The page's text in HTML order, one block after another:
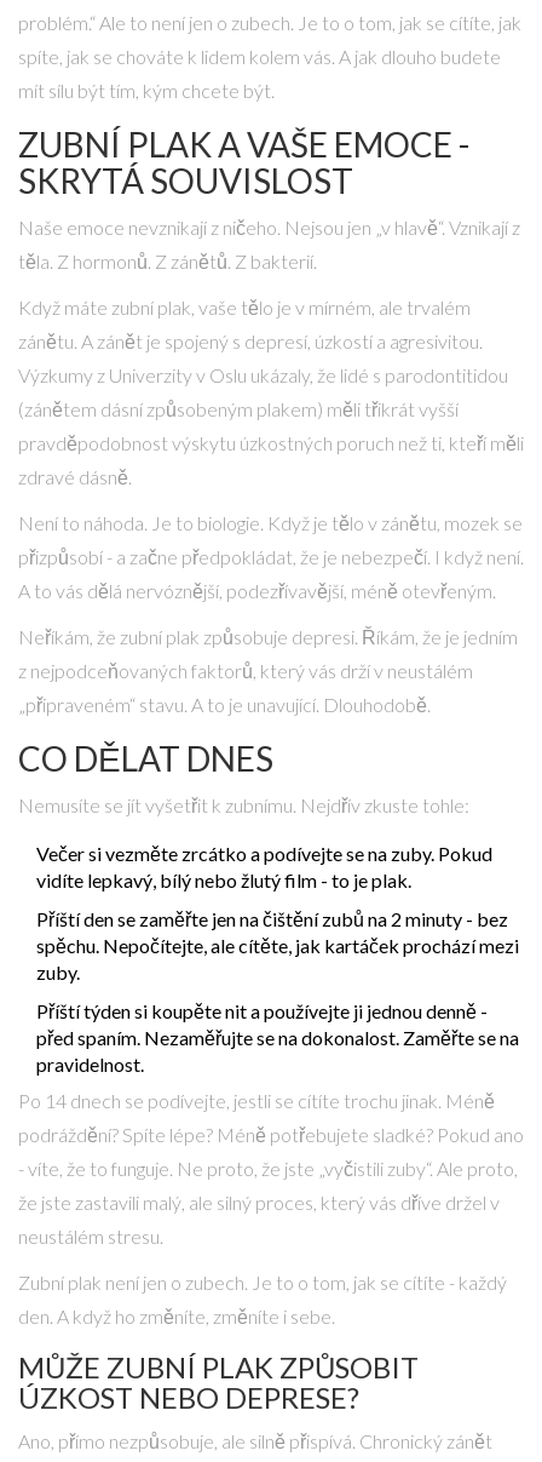
problém.“ Ale to není jen o zubech. Je to o tom, jak se cítíte, jak
spíte, jak se chováte k lidem kolem vás. A jak dlouho budete
mít sílu být tím, kým chcete být.
ZUBNÍ PLAK A VAŠE EMOCE -
SKRYTÁ SOUVISLOST
Naše emoce nevznikají z ničeho. Nejsou jen „v hlavě“. Vznikají z
těla. Z hormonů. Z zánětů. Z bakterií.
Když máte zubní plak, vaše tělo je v mírném, ale trvalém
zánětu. A zánět je spojený s depresí, úzkostí a agresivitou.
Výzkumy z Univerzity v Oslu ukázaly, že lidé s parodontitidou
(zánětem dásní způsobeným plakem) měli třikrát vyšší
pravděpodobnost výskytu úzkostných poruch než ti, kteří měli
zdravé dásně.
Není to náhoda. Je to biologie. Když je tělo v zánětu, mozek se
přizpůsobí - a začne předpokládat, že je nebezpečí. I když není.
A to vás dělá nervóznější, podezřívavější, méně otevřeným.
Neříkám, že zubní plak způsobuje depresi. Říkám, že je jedním
z nejpodceňovaných faktorů, který vás drží v neustálém
„připraveném“ stavu. A to je unavující. Dlouhodobě.
CO DĚLAT DNES
Nemusíte se jít vyšetřit k zubnímu. Nejdřív zkuste tohle:
Večer si vezměte zrcátko a podívejte se na zuby. Pokud
vidíte lepkavý, bílý nebo žlutý film - to je plak.
Příští den se zaměřte jen na čištění zubů na 2 minuty - bez
spěchu. Nepočítejte, ale cítěte, jak kartáček prochází mezi
zuby.
Příští týden si koupěte nit a používejte ji jednou denně -
před spaním. Nezaměřujte se na dokonalost. Zaměřte se na
pravidelnost.
Po 14 dnech se podívejte, jestli se cítíte trochu jinak. Méně
podráždění? Spíte lépe? Méně potřebujete sladké? Pokud ano
- víte, že to funguje. Ne proto, že jste „vyčistili zuby“. Ale proto,
že jste zastavili malý, ale silný proces, který vás dříve držel v
neustálém stresu.
Zubní plak není jen o zubech. Je to o tom, jak se cítíte - každý
den. A když ho změníte, změníte i sebe.
MŮŽE ZUBNÍ PLAK ZPŮSOBIT
ÚZKOST NEBO DEPRESE?
Ano, přímo nezpůsobuje, ale silně přispívá. Chronický zánět